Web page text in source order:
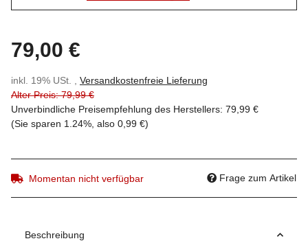
79,00 €
inkl. 19% USt. , Versandkostenfreie Lieferung
Alter Preis: 79,99 €
Unverbindliche Preisempfehlung des Herstellers: 79,99 €
(Sie sparen 1.24% , also 0,99 €)
Momentan nicht verfügbar Frage zum Artikel
Beschreibung